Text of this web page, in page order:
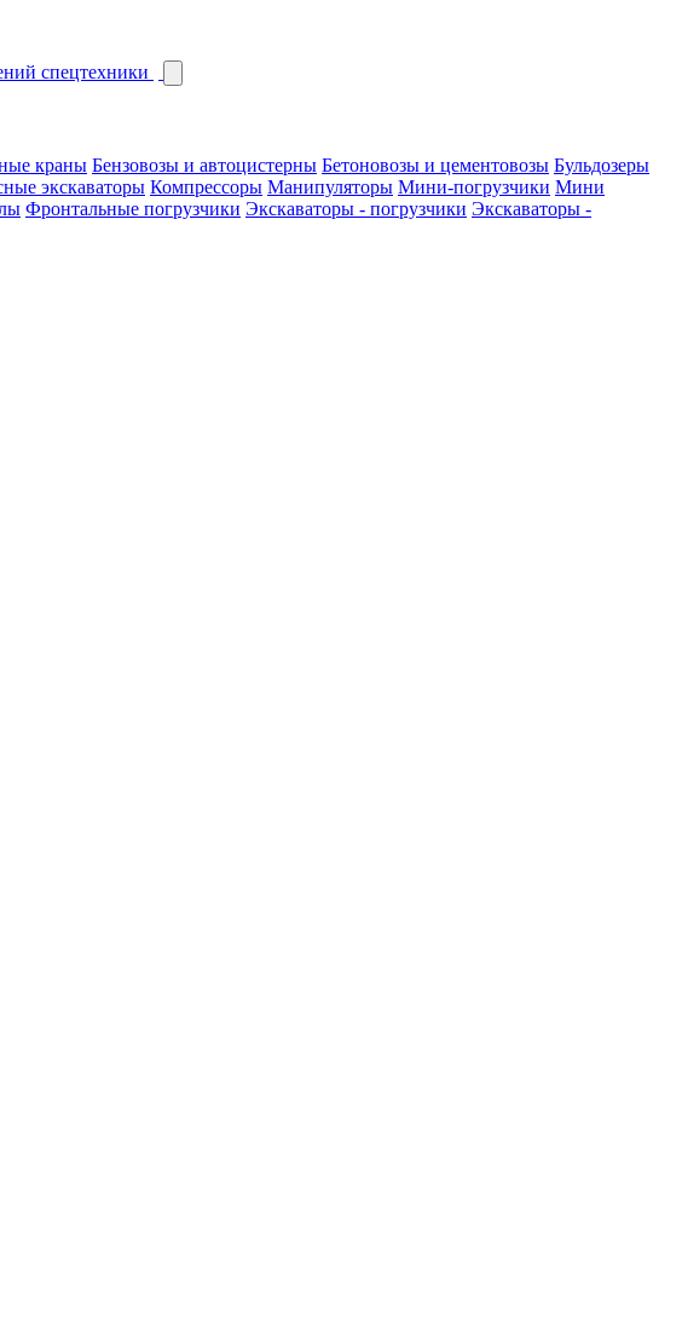
спецтехники
краны Бензовозы и автоцистерны Бетоновозы и цементовозы Бульдозеры
экскаваторы Компрессоры Манипуляторы Мини-погрузчики Мини
Фронтальные погрузчики Экскаваторы - погрузчики Экскаваторы -